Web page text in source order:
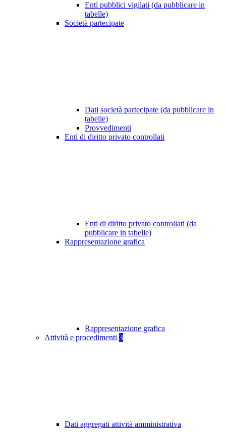
Enti pubblici vigilati (da pubblicare in
tabelle)
Società partecipate
Dati società partecipate (da pubblicare in
tabelle)
Provvedimenti
Enti di diritto privato controllati
Enti di diritto privato controllati (da
pubblicare in tabelle)
Rappresentazione grafica
Rappresentazione grafica
Attività e procedimenti 3
Dati aggregati attività amministrativa